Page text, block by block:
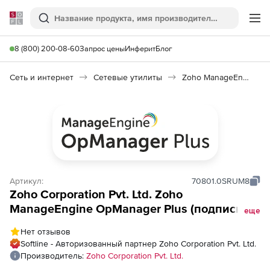
Softline
Поиск
8 (800) 200-08-60Запрос ценыИнферитБлог
Сеть и интернет Сетевые утилиты Zoho ManageEngine OpManager Plus
Артикул: 70801.0SRUM8
Zoho Corporation Pvt. Ltd. Zoho
ManageEngine OpManager Plus (подписка
Million Page Views per month APM Plugin
еще
Нет отзывов
Softline - Авторизованный партнер Zoho Corporation Pvt. Ltd.
Производитель: Zoho Corporation Pvt. Ltd.